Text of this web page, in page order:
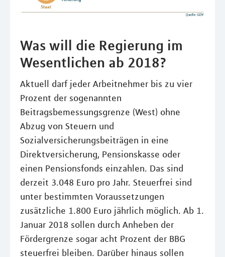
Was will die Regierung im
Wesentlichen ab 2018?
Aktuell darf jeder Arbeitnehmer bis zu vier
Prozent der sogenannten
Beitragsbemessungsgrenze (West) ohne
Abzug von Steuern und
Sozialversicherungsbeiträgen in eine
Direktversicherung, Pensionskasse oder
einen Pensionsfonds einzahlen. Das sind
derzeit 3.048 Euro pro Jahr. Steuerfrei sind
unter bestimmten Voraussetzungen
zusätzliche 1.800 Euro jährlich möglich. Ab 1.
Januar 2018 sollen durch Anheben der
Fördergrenze sogar acht Prozent der BBG
steuerfrei bleiben. Darüber hinaus sollen